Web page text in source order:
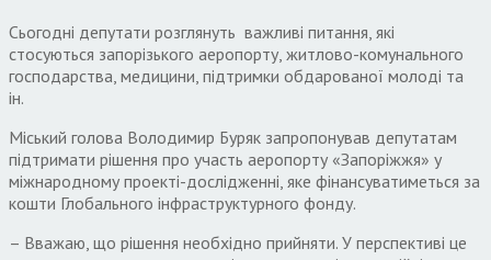
Сьогодні депутати розглянуть важливі питання, які
стосуються запорізького аеропорту, житлово-комунального
господарства, медицини, підтримки обдарованої молоді та
ін.
Міський голова Володимир Буряк запропонував депутатам
підтримати рішення про участь аеропорту «Запоріжжя» у
міжнародному проекті-дослідженні, яке фінансуватиметься за
кошти Глобального інфраструктурного фонду.
– Вважаю, що рішення необхідно прийняти. У перспективі це